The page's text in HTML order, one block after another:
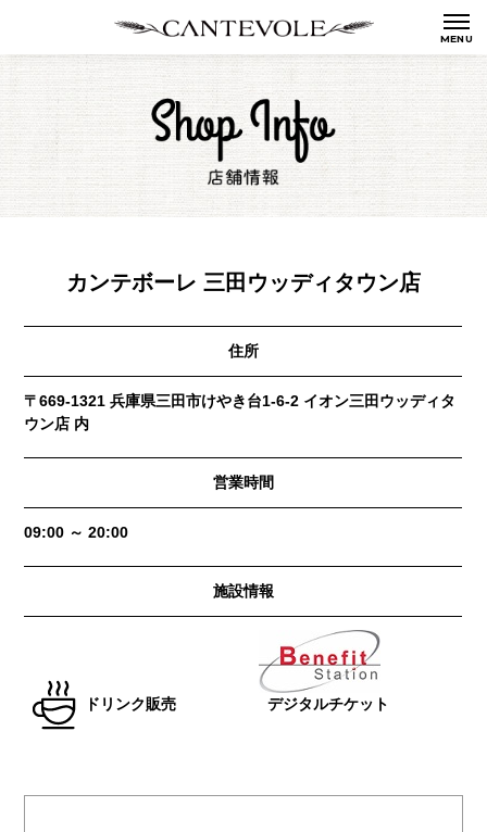
カンテボーレ 三田ウッディタウン店
住所
〒669-1321 兵庫県三田市けやき台1-6-2 イオン三田ウッディタ
ウン店 内
営業時間
09:00 ～ 20:00
施設情報
ドリンク販売 デジタルチケット